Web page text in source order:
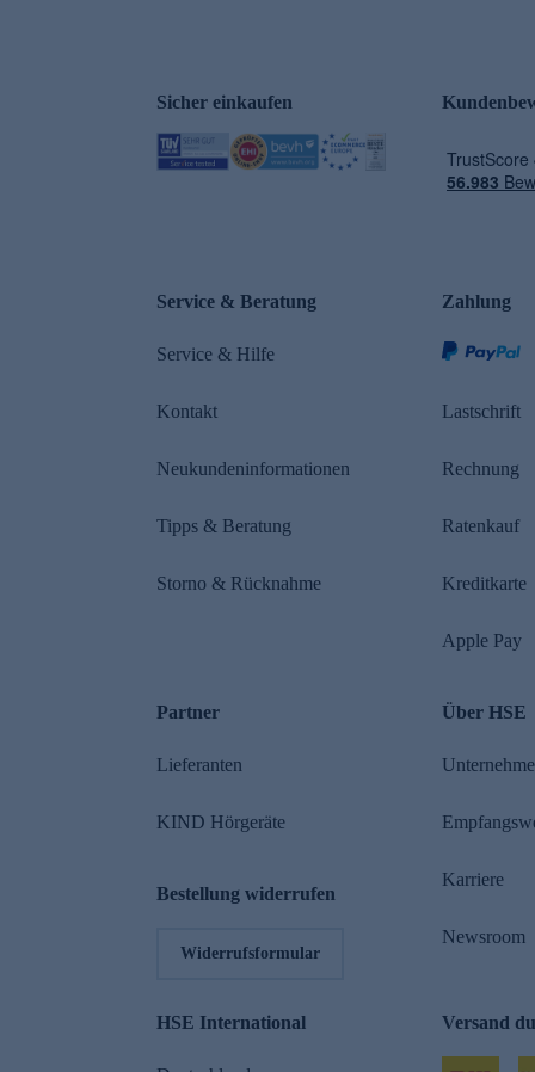
Sicher einkaufen
Service & Beratung
Service & Hilfe
Kontakt
Neukundeninformationen
Tipps & Beratung
Storno & Rücknahme
Zahlung
Lastschrift
Rechnung
Ratenkauf
Kreditkarte
Apple Pay
Partner
Lieferanten
KIND Hörgeräte
Bestellung widerrufen
Widerrufsformular
Über HSE
Karriere
Newsroom
HSE International Versand